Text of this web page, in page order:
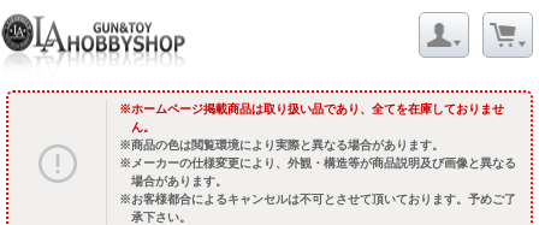
ホームページ掲載商品は取り扱い品であり、全てを在庫しておりませ
ん。
商品の色は閲覧環境により実際と異なる場合があります。
メーカーの仕様変更により、外観・構造等が商品説明及び画像と異なる
場合があります。
お客様都合によるキャンセルは不可とさせて頂いております。予めご了
承下さい。